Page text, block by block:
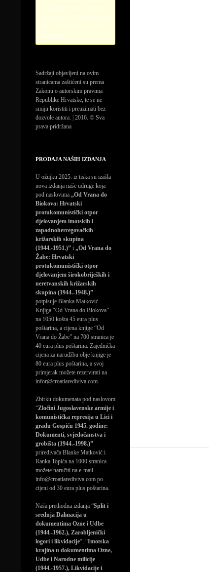
Sadržaji objavljeni na ovim
stranicama zaštićeni su prema
Zakonu o autorskim pravima
Republike Hrvatske, te se ne
smiju koristiti i preuzimati bez
dozvole autora. | 2016. © Sva
prava pridržana
PRODAJA NAŠIH IZDANJA
U ožujku 2025. iz tiska su izašla
nova izdanja naše udruge koja
pod naslovima „Od Vrana do
Biokova: Hrvatski
protukomunistički otpor
djelovanjem imotskih i
zapadnohercegovačkih
križarskih skupina
(1944.-1951.)” i „Od Vrana do
Žabe: Hrvatski
protukomunistički otpor
djelovanjem širokobrijeških i
neretvanskih križarskih
skupina (1944.-1948.)”
potpisuje Blanka Matković.
Knjiga “Od Vrana do Biokova”
na 1050 košta 45 eura plus
poštarina, a cijena knjige “Od
Vrana do Žabe” na 700 stranica je
40 eura plus poštarina. Zajednička
cijena za narudžbu obje knjige je
80 eura plus poštarina, a svoj
primjerak možete rezervirati na
infor@croatiarediviva.com.
Zbirku dokumenata pod naslovom
“Zločini Jugoslavenske armije i
komunistička represija u Lici i
gradu Gospiću 1945. godine:
Dokumenti, svjedočanstva i
grobišta (1944.-1998.)”
priređivača Blanke Matković i
Ranka Topića na 1000 stranica
možete naručiti na e-mail
info@croatiarediviva.com po
cijeni od 30 eura plus poštarina.
Naša prethodna izdanja “Split i
srednja Dalmacija u
dokumentima Ozne i Udbe
(1944.-1962.), Zarobljenički
logori i likvidacije“, “Imotska
krajina u dokumentima Ozne,
Udbe i Narodne milicije
(1944.-1957.), Likvidacije i